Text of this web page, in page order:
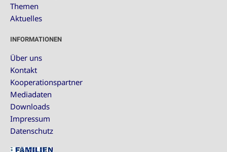
Themen
Aktuelles
INFORMATIONEN
Über uns
Kontakt
Kooperationspartner
Mediadaten
Downloads
Impressum
Datenschutz